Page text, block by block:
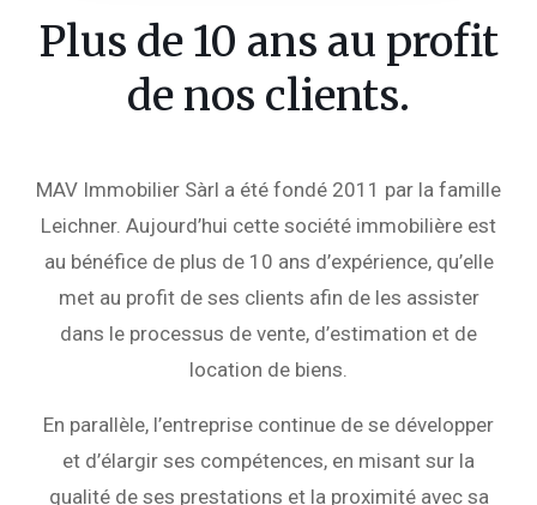
Plus de 10 ans au profit
de nos clients.
MAV Immobilier Sàrl a été fondé 2011 par la famille
Leichner. Aujourd’hui cette société immobilière est
au bénéfice de plus de 10 ans d’expérience, qu’elle
met au profit de ses clients afin de les assister
dans le processus de vente, d’estimation et de
location de biens.
En parallèle, l’entreprise continue de se développer
et d’élargir ses compétences, en misant sur la
qualité de ses prestations et la proximité avec sa